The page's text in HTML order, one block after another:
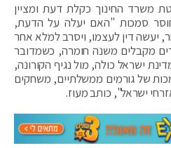
משרד החינוך כקלת דעת ומציין
סמכות "האם יעלה על הדעת,
יעשה דין לעצמו, ויסרב למלא אחר
מקבלים משנה חומרה, כשמדובר
ישראל כולה, מול נגיף ‏הקורונה,
של גורמים ממשלתיים, משחקים
ישראל", כותב מעוז.